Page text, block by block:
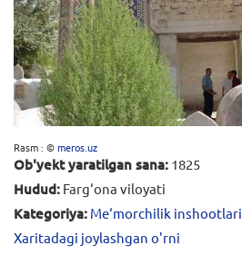
Rasm : ©meros.uz
Ob'yekt yaratilgan sana: 1825
Hudud: Farg‘ona viloyati
Kategoriya: Me‘morchilik inshootlari
Xaritadagi joylashgan o'rni